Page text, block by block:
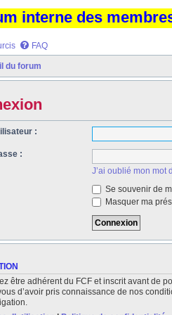
interne des
FAQ
du forum
:
:
J’ai oublié mon mot
Se souvenir de
Masquer ma
être adhérent du FCF et inscrit avant de
d’avoir pris connaissance de nos